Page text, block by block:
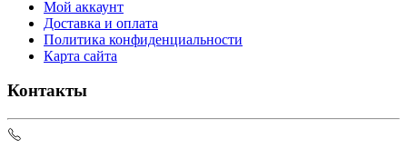
Мой аккаунт
Доставка и оплата
Политика конфиденциальности
Карта сайта
Контакты